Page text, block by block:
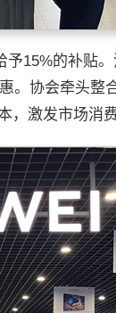
15%的补贴
。协会牵头整
，激发市场消费